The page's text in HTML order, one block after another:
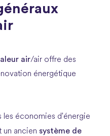
air/air offre des
énergétique
les économies d'énergie
un ancien système de